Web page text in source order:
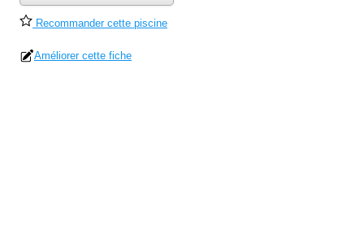
Recommander cette piscine
Améliorer cette fiche